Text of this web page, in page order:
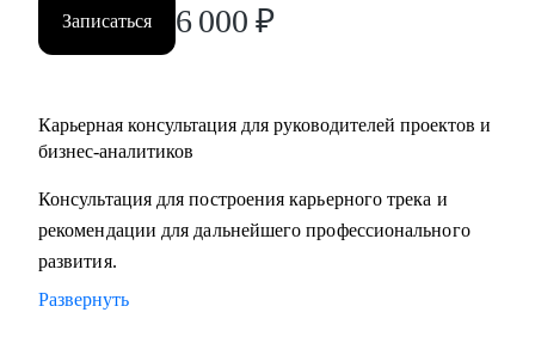
Записаться 6 000 ₽
Карьерная консультация для руководителей проектов и
бизнес-аналитиков
Консультация для построения карьерного трека и
рекомендации для дальнейшего профессионального
развития.
Развернуть